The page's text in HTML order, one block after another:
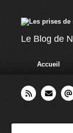
Le Blog de
Accueil